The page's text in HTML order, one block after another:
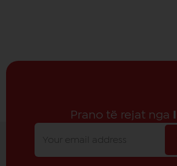
Prano të rejat nga